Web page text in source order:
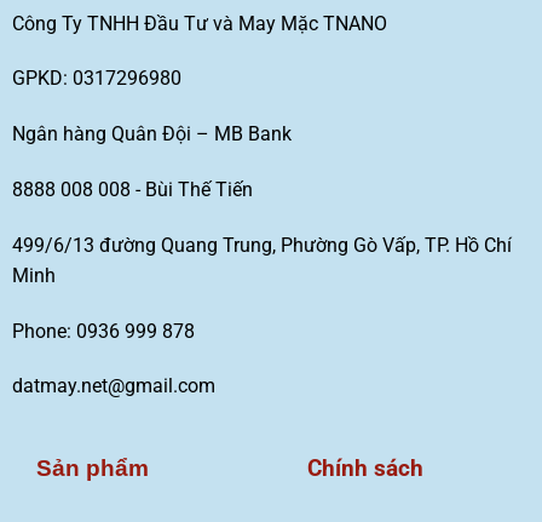
Công Ty TNHH Đầu Tư và May Mặc TNANO
GPKD: 0317296980
Ngân hàng Quân Đội – MB Bank
8888 008 008 - Bùi Thế Tiến
499/6/13 đường Quang Trung, Phường Gò Vấp, TP. Hồ Chí
Minh
Phone: 0936 999 878
datmay.net@gmail.com
Sản phẩm Chính sách